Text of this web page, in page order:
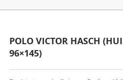
POLO VICTOR HASCH
96×145)